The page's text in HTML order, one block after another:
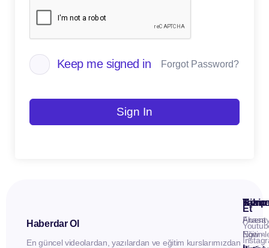
Keep me signed in Forgot Password?
Sign In
Haberdar Ol
En güncel videolardan, yazılardan ve eğitim kurslarımızdan
Fluent
Now -
Takip
Et